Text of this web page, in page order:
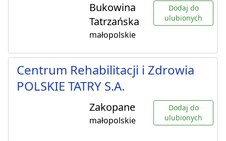
Bukowina
Tatrzańska
małopolskie
Dodaj do
ulubionych
Centrum Rehabilitacji i Zdrowia
POLSKIE TATRY S.A.
Zakopane
małopolskie
Dodaj do
ulubionych